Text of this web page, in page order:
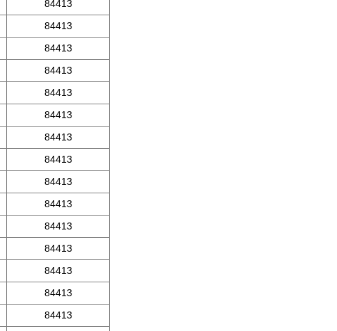
84413
84413
84413
84413
84413
84413
84413
84413
84413
84413
84413
84413
84413
84413
84413